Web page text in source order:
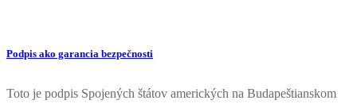
Podpis ako garancia bezpečnosti
Toto je podpis Spojených štátov amerických na Budapeštianskom